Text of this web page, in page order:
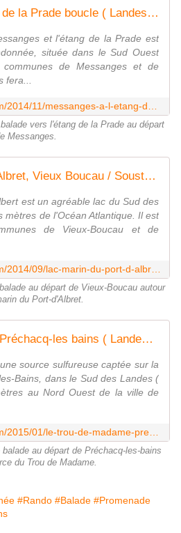
Messanges à l'étang de la Prade boucle ( Landes 40 ) Rando / Promenade A - ONVQF.over-blog.com
et l'étang de la Prade est
située dans le Sud Ouest
de Messanges et de
vers l'étang de la Prade au départ
Messanges.
Lac marin du port d'Albret, Vieux Boucau / Soustons ( Landes 40 ) AA - ONVQF.over-blog.com
est un agréable lac du Sud des
mètres de l'Océan Atlantique. Il est
de Vieux-Boucau et de
au départ de Vieux-Boucau autour
du Port-d'Albret.
Le trou de Madame, Préchacq-les bains ( Landes 40 ) AA Balade - ONVQF.over-blog.com
source sulfureuse captée sur la
Bains, dans le Sud des Landes (
au Nord Ouest de la ville de
au départ de Préchacq-les-bains
du Trou de Madame.
#Rando #Balade #Promenade